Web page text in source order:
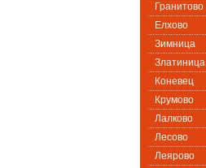
Гранитово
Елхово
Зимница
Златиница
Коневец
Крумово
Лалково
Лесово
Леярово